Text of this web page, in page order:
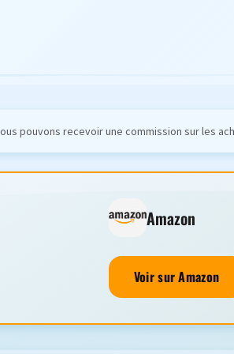
pouvons recevoir une commission sur les
Amazon
Voir sur Amazon